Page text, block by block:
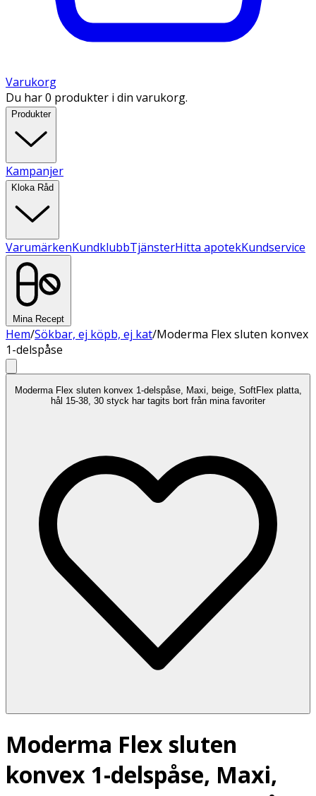
Varukorg
Du har 0 produkter i din varukorg.
Produkter
Kampanjer
Kloka Råd
VarumärkenKundklubbTjänsterHitta apotekKundservice
Mina Recept
Hem/Sökbar, ej köpb, ej kat/Moderma Flex sluten konvex
1-delspåse
Moderma Flex sluten konvex 1-delspåse, Maxi, beige, SoftFlex platta,
hål 15-38, 30 styck har tagits bort från mina favoriter
Moderma Flex sluten
konvex 1-delspåse, Maxi,